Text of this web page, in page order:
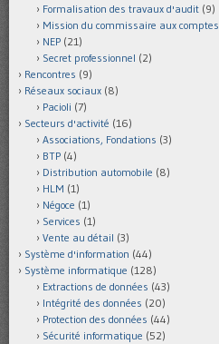
Formalisation des travaux d'audit (9)
Mission du commissaire aux comptes
NEP (21)
Secret professionnel (2)
Rencontres (9)
Réseaux sociaux (8)
Pacioli (7)
Secteurs d'activité (16)
Associations, Fondations (3)
BTP (4)
Distribution automobile (8)
HLM (1)
Négoce (1)
Services (1)
Vente au détail (3)
Système d'information (44)
Système informatique (128)
Extractions de données (43)
Intégrité des données (20)
Protection des données (44)
Sécurité informatique (52)